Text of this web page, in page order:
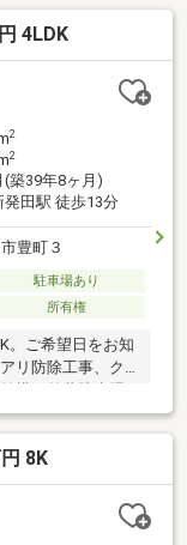
の専門スタッフ
、充実した体制
対応３】新潟で
安水準の低金利
もOK
4LDK
2
2
(築39年8ヶ月)
発田駅 徒歩13分
豊町３
駐車場あり
所有権
。ご希望日をお知
リ防除工事、ク
ステムキッチン
粧台交換●内装玄
表替え、障子・
設置、火災警報
本物件は条件によ
8K